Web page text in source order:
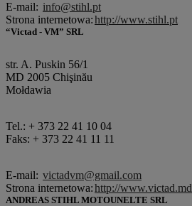
E-mail: info@stihl.pt
Strona internetowa:http://www.stihl.pt
“Victad - VM” SRL
str. A. Puskin 56/1
MD 2005 Chişinău
Mołdawia
Tel.: + 373 22 41 10 04
Faks: + 373 22 41 11 11
E-mail: victadvm@gmail.com
Strona internetowa:http://www.victad.md
ANDREAS STIHL MOTOUNELTE SRL